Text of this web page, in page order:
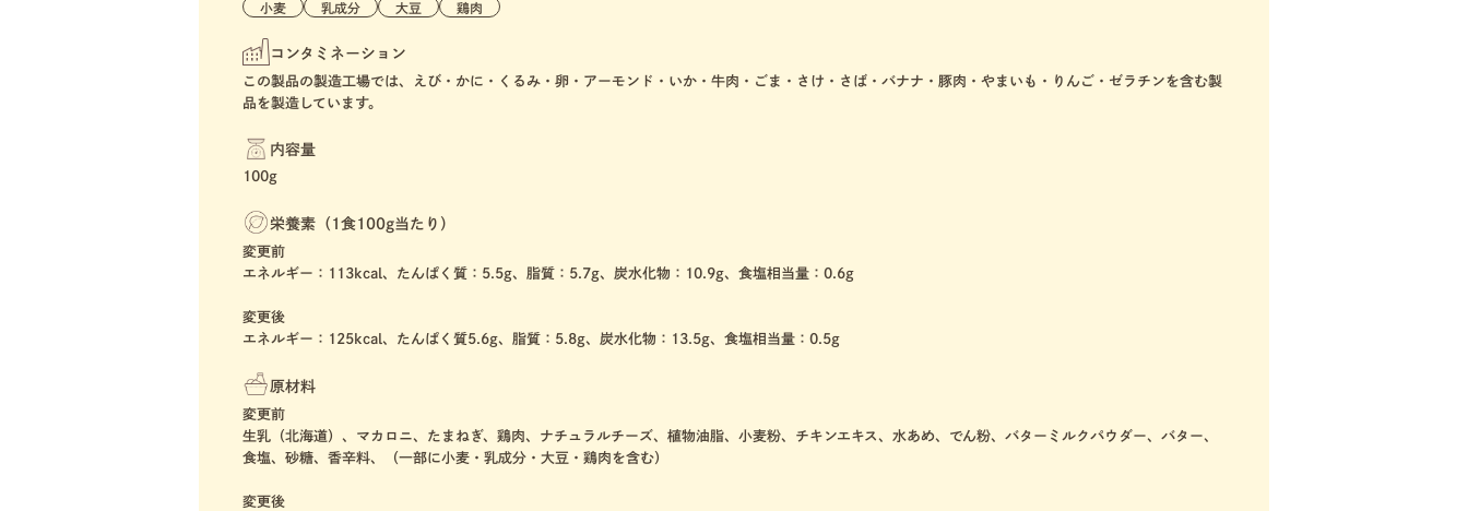
小麦 乳成分 大豆 鶏肉
コンタミネーション
この製品の製造工場では、えび・かに・くるみ・卵・アーモンド・いか・牛肉・ごま・さけ・さば・バナナ・豚肉・やまいも・りんご・ゼラチンを含む製
品を製造しています。
内容量
100g
栄養素（1食100g当たり）
変更前
エネルギー：113kcal、たんぱく質：5.5g、脂質：5.7g、炭水化物：10.9g、食塩相当量：0.6g
変更後
エネルギー：125kcal、たんぱく質5.6g、脂質：5.8g、炭水化物：13.5g、食塩相当量：0.5g
原材料
変更前
生乳（北海道）、マカロニ、たまねぎ、鶏肉、ナチュラルチーズ、植物油脂、小麦粉、チキンエキス、水あめ、でん粉、バターミルクパウダー、バター、
食塩、砂糖、香辛料、（一部に小麦・乳成分・大豆・鶏肉を含む）
変更後